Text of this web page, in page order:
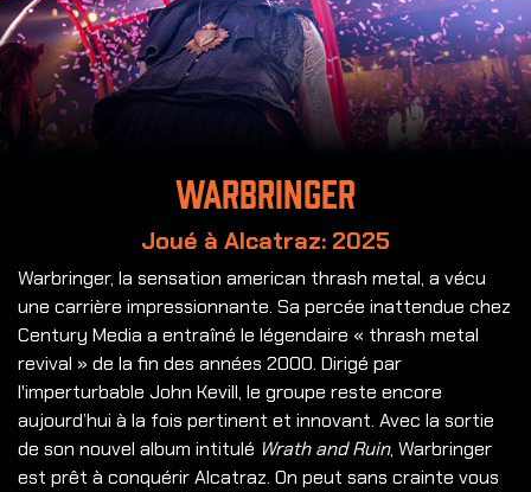
Warbringer
Joué à Alcatraz: 2025
Warbringer, la sensation american thrash metal, a vécu
une carrière impressionnante. Sa percée inattendue chez
Century Media a entraîné le légendaire « thrash metal
revival » de la fin des années 2000. Dirigé par
l'imperturbable John Kevill, le groupe reste encore
aujourd’hui à la fois pertinent et innovant. Avec la sortie
de son nouvel album intitulé Wrath and Ruin, Warbringer
est prêt à conquérir Alcatraz. On peut sans crainte vous